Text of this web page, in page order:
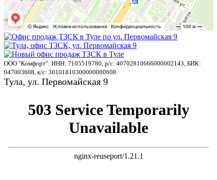
ООО "Комфорт": ИНН: 7105519780, р/с: 40702810666000002143, БИК:
047003608, к/с: 30101810300000000608
Тула, ул. Первомайская 9